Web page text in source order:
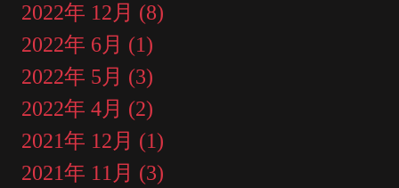
2022年 12月 (8)
2022年 6月 (1)
2022年 5月 (3)
2022年 4月 (2)
2021年 12月 (1)
2021年 11月 (3)